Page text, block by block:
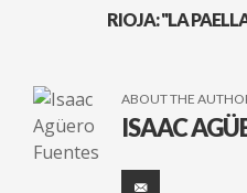
RIOJA: "LA
ABOUT THE
ISAAC